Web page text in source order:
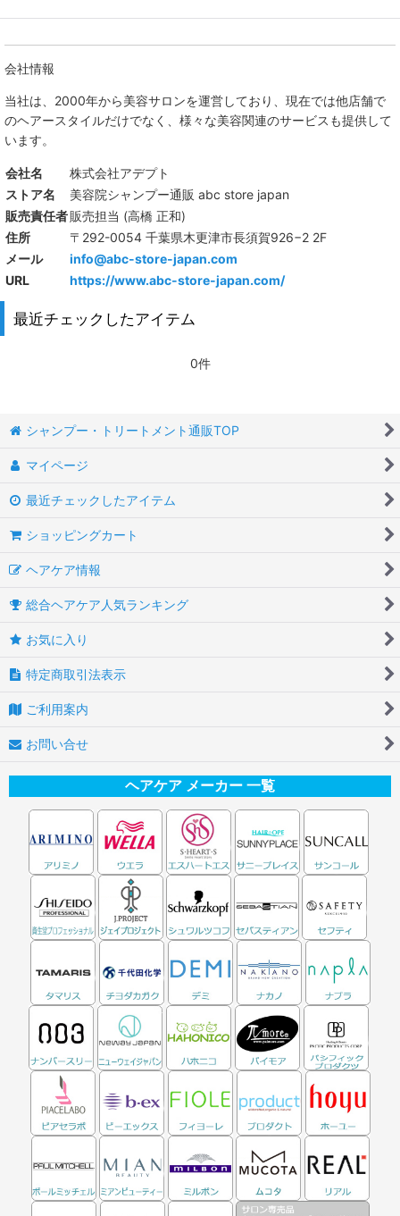
会社情報
当社は、 2000年から美容サロンを運営しており、現在では他店舗で
のヘアースタイルだけでなく、様々な美容関連のサービスも提供して
います。
会社名
株式会社アデプト
ストア名
美容院シャンプー通販 abc store japan
販売責任者販売担当 (高橋 正和)
住所
〒292-0054 千葉県木更津市長須賀926−2 2F
メール
info@abc-store-japan.com
URL
https://www.abc-store-japan.com/
最近チェックしたアイテム
0件
シャンプー・トリートメント通販TOP
マイページ
最近チェックしたアイテム
ショッピングカート
ヘアケア情報
総合ヘアケア人気ランキング
お気に入り
特定商取引法表示
ご利用案内
お問い合せ
ヘアケア メーカー 一覧